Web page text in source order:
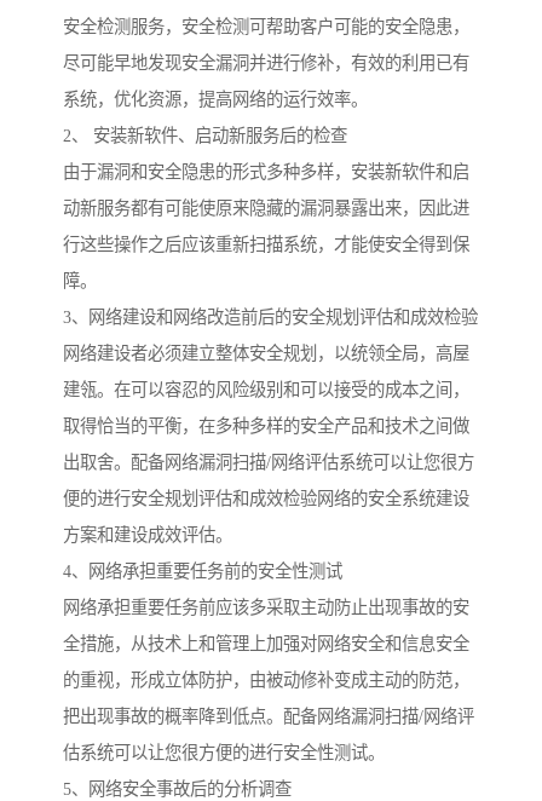
安全检测服务，安全检测可帮助客户可能的安全隐患，
尽可能早地发现安全漏洞并进行修补，有效的利用已有
系统，优化资源，提高网络的运行效率。
2、 安装新软件、启动新服务后的检查
由于漏洞和安全隐患的形式多种多样，安装新软件和启
动新服务都有可能使原来隐藏的漏洞暴露出来，因此进
行这些操作之后应该重新扫描系统，才能使安全得到保
障。
3、网络建设和网络改造前后的安全规划评估和成效检验
网络建设者必须建立整体安全规划，以统领全局，高屋
建瓴。在可以容忍的风险级别和可以接受的成本之间，
取得恰当的平衡，在多种多样的安全产品和技术之间做
出取舍。配备网络漏洞扫描/网络评估系统可以让您很方
便的进行安全规划评估和成效检验网络的安全系统建设
方案和建设成效评估。
4、网络承担重要任务前的安全性测试
网络承担重要任务前应该多采取主动防止出现事故的安
全措施，从技术上和管理上加强对网络安全和信息安全
的重视，形成立体防护，由被动修补变成主动的防范，
把出现事故的概率降到低点。配备网络漏洞扫描/网络评
估系统可以让您很方便的进行安全性测试。
5、网络安全事故后的分析调查